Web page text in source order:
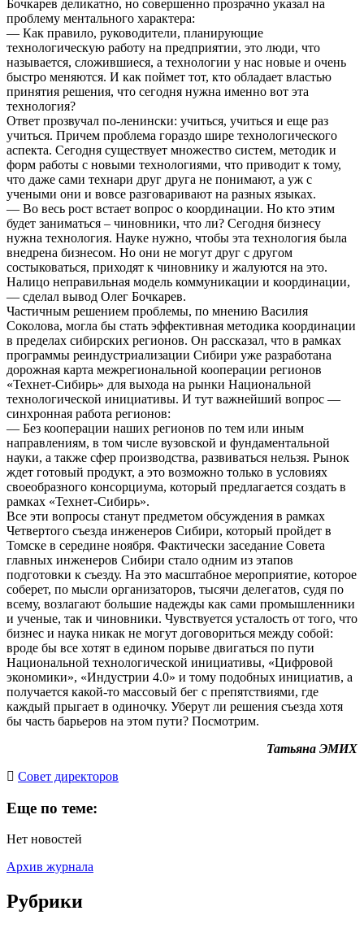
Бочкарев деликатно, но совершенно прозрачно указал на
проблему ментального характера:
— Как правило, руководители, планирующие
технологическую работу на предприятии, это люди, что
называется, сложившиеся, а технологии у нас новые и очень
быстро меняются. И как поймет тот, кто обладает властью
принятия решения, что сегодня нужна именно вот эта
технология?
Ответ прозвучал по-ленински: учиться, учиться и еще раз
учиться. Причем проблема гораздо шире технологического
аспекта. Сегодня существует множество систем, методик и
форм работы с новыми технологиями, что приводит к тому,
что даже сами технари друг друга не понимают, а уж с
учеными они и вовсе разговаривают на разных языках.
— Во весь рост встает вопрос о координации. Но кто этим
будет заниматься – чиновники, что ли? Сегодня бизнесу
нужна технология. Науке нужно, чтобы эта технология была
внедрена бизнесом. Но они не могут друг с другом
состыковаться, приходят к чиновнику и жалуются на это.
Налицо неправильная модель коммуникации и координации,
— сделал вывод Олег Бочкарев.
Частичным решением проблемы, по мнению Василия
Соколова, могла бы стать эффективная методика координации
в пределах сибирских регионов. Он рассказал, что в рамках
программы реиндустриализации Сибири уже разработана
дорожная карта межрегиональной кооперации регионов
«Технет-Сибирь» для выхода на рынки Национальной
технологической инициативы. И тут важнейший вопрос —
синхронная работа регионов:
— Без кооперации наших регионов по тем или иным
направлениям, в том числе вузовской и фундаментальной
науки, а также сфер производства, развиваться нельзя. Рынок
ждет готовый продукт, а это возможно только в условиях
своеобразного консорциума, который предлагается создать в
рамках «Технет-Сибирь».
Все эти вопросы станут предметом обсуждения в рамках
Четвертого съезда инженеров Сибири, который пройдет в
Томске в середине ноября. Фактически заседание Совета
главных инженеров Сибири стало одним из этапов
подготовки к съезду. На это масштабное мероприятие, которое
соберет, по мысли организаторов, тысячи делегатов, судя по
всему, возлагают большие надежды как сами промышленники
и ученые, так и чиновники. Чувствуется усталость от того, что
бизнес и наука никак не могут договориться между собой:
вроде бы все хотят в едином порыве двигаться по пути
Национальной технологической инициативы, «Цифровой
экономики», «Индустрии 4.0» и тому подобных инициатив, а
получается какой-то массовый бег с препятствиями, где
каждый прыгает в одиночку. Уберут ли решения съезда хотя
бы часть барьеров на этом пути? Посмотрим.
Татьяна ЭМИХ
Cовет директоров
Еще по теме:
Нет новостей
Архив журнала
Рубрики